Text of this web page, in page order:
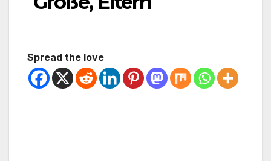
Spread the love